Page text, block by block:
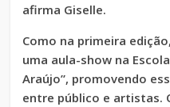
afirma Giselle.
Como na primeira
uma aula-show na
Araújo”, promovendo
entre público e artistas.